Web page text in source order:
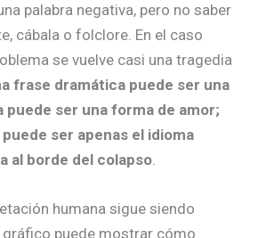
palabra negativa, pero no saber
cábala o folclore. En el caso
se vuelve casi una tragedia
frase dramática puede ser una
puede ser una forma de amor;
ser apenas el idioma
al borde del colapso.
humana sigue siendo
gráfico puede mostrar cómo